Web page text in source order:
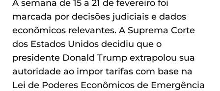
A semana de 15 a 21 de fevereiro foi
marcada por decisões judiciais e dados
econômicos relevantes. A Suprema Corte
dos Estados Unidos decidiu que o
presidente Donald Trump extrapolou sua
autoridade ao impor tarifas com base na
Lei de Poderes Econômicos de Emergência